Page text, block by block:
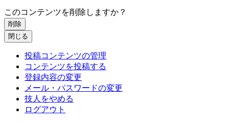
このコンテンツを削除しますか？
削除
閉じる
投稿コンテンツの管理
コンテンツを投稿する
登録内容の変更
メール・パスワードの変更
技人をやめる
ログアウト